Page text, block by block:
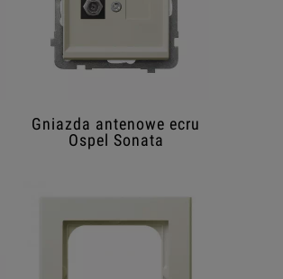
Gniazda antenowe ecru
Ospel Sonata